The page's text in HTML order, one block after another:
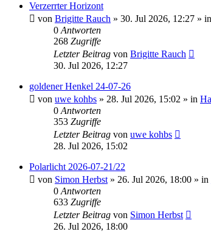
Verzerrter Horizont
von Brigitte Rauch » 30. Jul 2026, 12:27 » in
0 Antworten
268 Zugriffe
Letzter Beitrag von Brigitte Rauch
30. Jul 2026, 12:27
goldener Henkel 24-07-26
von uwe kohbs » 28. Jul 2026, 15:02 » in
0 Antworten
353 Zugriffe
Letzter Beitrag von uwe kohbs
28. Jul 2026, 15:02
Polarlicht 2026-07-21/22
von Simon Herbst » 26. Jul 2026, 18:00 » in
0 Antworten
633 Zugriffe
Letzter Beitrag von Simon Herbst
26. Jul 2026, 18:00